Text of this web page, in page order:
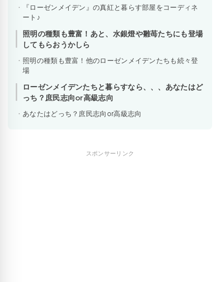
『ローゼンメイデン』の真紅と暮らす部屋をコーディネ
ート♪
照明の種類も豊富！あと、水銀燈や雛苺たちにも登場
してもらおうかしら
照明の種類も豊富！他のローゼンメイデンたちも続々登
場
ローゼンメイデンたちと暮らすなら、、、あなたはど
っち？庶民志向or高級志向
あなたはどっち？庶民志向or高級志向
スポンサーリンク